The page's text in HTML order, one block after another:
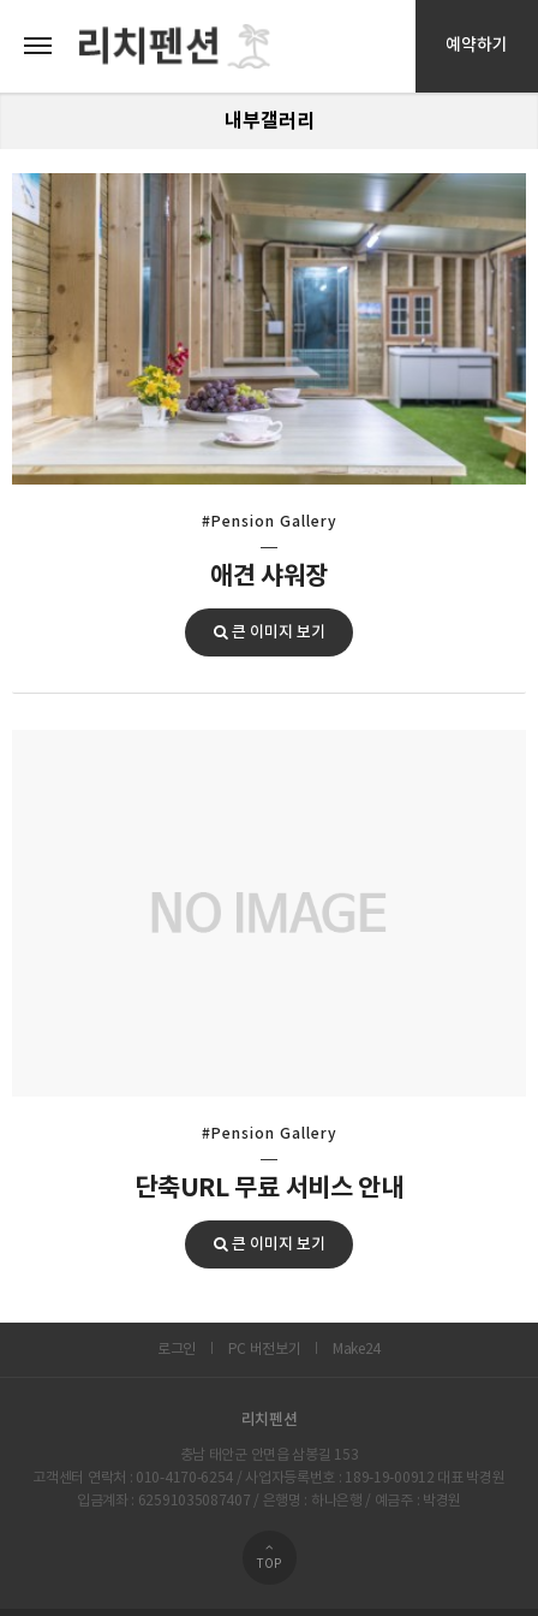
예약하기
내부갤러리
#Pension Gallery
애견 샤워장
큰 이미지 보기
#Pension Gallery
단축URL 무료 서비스 안내
큰 이미지 보기
로그인 PC 버전보기 Make24
리치펜션
충남 태안군 안면읍 삼봉길 153
고객센터 연락처 : 010-4170-6254 / 사업자등록번호 : 189-19-00912 대표 박경원
입금계좌 : 62591035087407 / 은행명 : 하나은행 / 예금주 : 박경원
TOP